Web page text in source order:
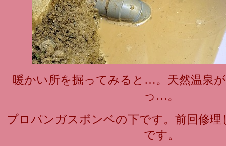
暖かい所を掘ってみると…。天然温泉
っ…。
プロパンガスボンベの下です。前回修理
です。